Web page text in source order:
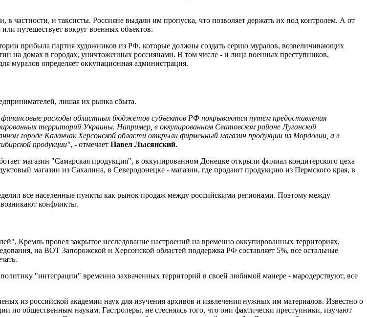
частности, и таксисты. Россияне выдали им пропуска, что позволяет держать их под контролем. А от
путешествует вокруг военных объектов.
прибыла партия художников из РФ, которые должны создать серию муралов, возвеличивающих
на домах в городах, уничтоженных россиянами. В том числе - и лица военных преступников,
муралов определяет оккупационная администрация.
лишая их рынка сбыта.
расходы областных бюджетов субъектов РФ покрываются путем предоставления
территорий Украины. Например, в оккупированном Сватовском районе Луганской
городе Каланчак Херсонской области открыли фирменный магазин продукции из Мордовии, а в
продукции", - отмечает Павел Лысянский.
магазин "Самарская продукция", в оккупированном Донецке открыли филиал кондитерского цеха
магазин из Сахалина, в Северодонецке - магазин, где продают продукцию из Пермского края, в
все населенные пункты как рынок продаж между российскими регионами. Поэтому между
конфликты.
Кремль провел закрытое исследование настроений на временно оккупированных территориях,
на ВОТ Запорожской и Херсонской областей поддержка РФ составляет 5%, все остальные
"интеграции" временно захваченных территорий в своей любимой манере - мародерствуют, все
из российской академии наук для изучения архивов и извлечения нужных им материалов. Известно о
по общественным наукам. Гастролеры, не стесняясь того, что они фактически преступники, изучают